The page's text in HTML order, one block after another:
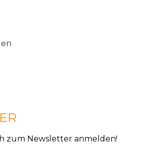
zum Newsletter anmelden!